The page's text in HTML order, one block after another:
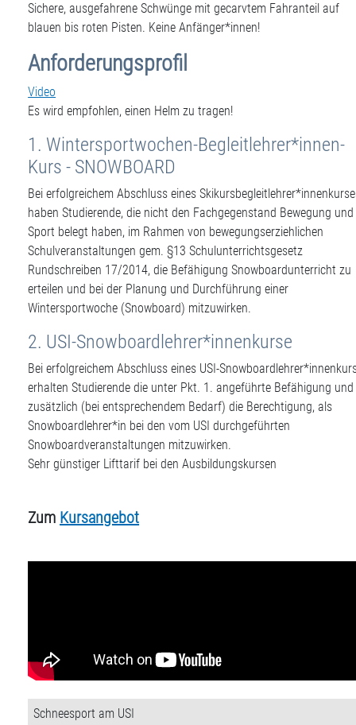
Sichere, ausgefahrene Schwünge mit gecarvtem Fahranteil auf
blauen bis roten Pisten. Keine Anfänger*innen!
Anforderungsprofil
Video
Es wird empfohlen, einen Helm zu tragen!
1. Wintersportwochen-Begleitlehrer*innen-
Kurs - SNOWBOARD
Bei erfolgreichem Abschluss eines
haben Studierende, die nicht den Fachgegenstand Bewegung und
Sport belegt haben, im Rahmen von bewegungserziehlichen
Schulveranstaltungen gem. §13 Schulunterrichtsgesetz
Rundschreiben 17/2014, die Befähigung Snowboardunterricht zu
erteilen und bei der Planung und Durchführung einer
Wintersportwoche (Snowboard) mitzuwirken.
2. USI-Snowboardlehrer*innenkurse
Bei erfolgreichem Abschluss eines USI-
erhalten Studierende die unter Pkt. 1. angeführte Befähigung und
zusätzlich (bei entsprechendem Bedarf) die Berechtigung, als
Snowboardlehrer*in bei den vom USI durchgeführten
Snowboardveranstaltungen mitzuwirken.
Sehr günstiger Lifttarif bei den Ausbildungskursen
Zum Kursangebot
Schneesport am USI